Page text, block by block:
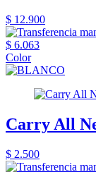
$ 12.900
$ 6.063
Color
Carry All
$ 2.500